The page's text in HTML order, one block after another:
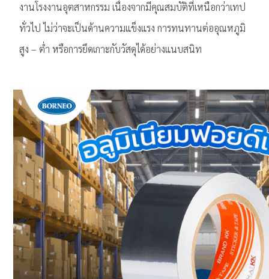
งานโรงงานอุตสาหกรรม เนื่องจากมีคุณสมบัติที่เหนือกว่าเทป
ทั่วไป ไม่ว่าจะเป็นด้านความแข็งแรง การทนทานต่ออุณหภูมิ
สูง – ต่ำ หรือการยึดเกาะกับวัสดุได้อย่างแนบสนิท